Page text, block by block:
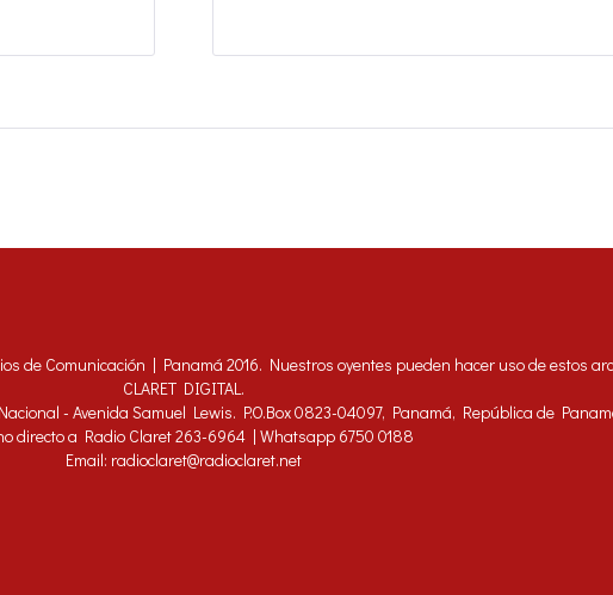
de Comunicación | Panamá 2016. Nuestros oyentes pueden hacer uso de estos
CLARET DIGITAL.
- Avenida Samuel Lewis. P.O.Box 0823-04097, Panamá, República de
directo a Radio Claret 263-6964 | Whatsapp 6750 0188
Email: radioclaret@radioclaret.net